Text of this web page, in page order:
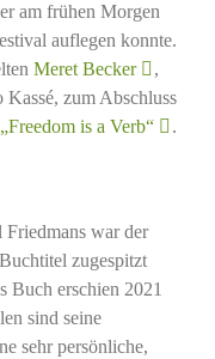
am frühen Morgen
auflegen konnte.
Meret Becker
,
zum Abschluss
„Freedom is a Verb“ .
war der
zugespitzt
Buch erschien 2021
sind seine
sehr persönliche,